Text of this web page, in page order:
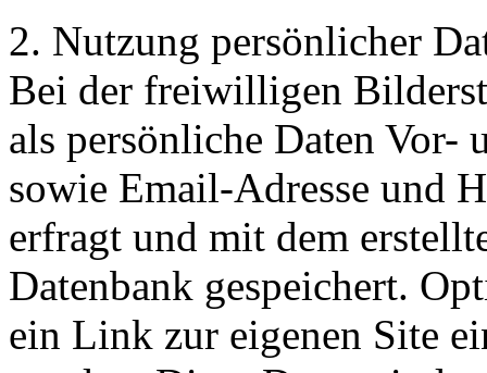
2. Nutzung persönlicher
Bei der freiwilligen
als persönliche Daten Vor-
sowie Email-Adresse und
erfragt und mit dem
Datenbank gespeichert.
ein Link zur eigenen Site